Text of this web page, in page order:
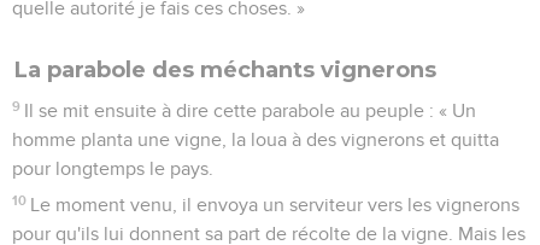
quelle autorité je fais ces choses. »
La parabole des méchants vignerons
9 Il se mit ensuite à dire cette parabole au peuple : « Un
homme planta une vigne, la loua à des vignerons et quitta
pour longtemps le pays.
10 Le moment venu, il envoya un serviteur vers les vignerons
pour qu'ils lui donnent sa part de récolte de la vigne. Mais les